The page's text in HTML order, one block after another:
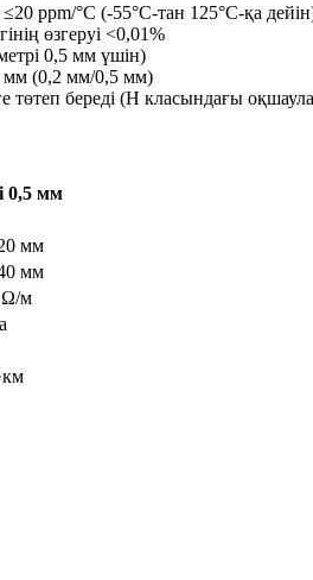
ppm/°C (-55°C-тан 125°C-қа
өзгеруі <0,01%
0,5 мм үшін)
мм (0,2 мм/0,5 мм)
төтеп береді (H класындағы
0,5 мм
мм
мм
Ω/м